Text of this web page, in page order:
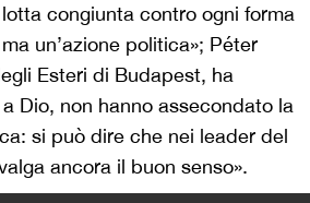
congiunta contro ogni forma
un’azione politica»; Péter
Esteri di Budapest, ha
Dio, non hanno assecondato la
si può dire che nei leader del
ancora il buon senso».